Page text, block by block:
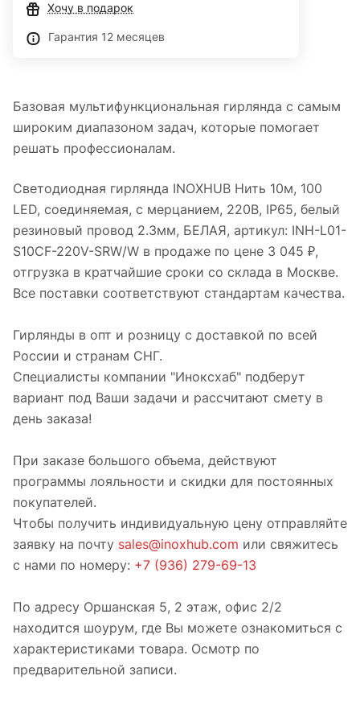
Хочу в подарок
Гарантия 12 месяцев
Базовая мультифункциональная гирлянда с самым
широким диапазоном задач, которые помогает
решать профессионалам.
Светодиодная гирлянда INOXHUB Нить 10м, 100
LED, соединяемая, с мерцанием, 220В, IP65, белый
резиновый провод 2.3мм, БЕЛАЯ, артикул: INH-L01-
S10CF-220V-SRW/W в продаже по цене 3 045 ₽,
отгрузка в кратчайшие сроки со склада в Москве.
Все поставки соответствуют стандартам качества.
Гирлянды в опт и розницу с доставкой по всей
России и странам СНГ.
Специалисты компании "Иноксхаб" подберут
вариант под Ваши задачи и рассчитают смету в
день заказа!
При заказе большого объема, действуют
программы лояльности и скидки для постоянных
покупателей.
Чтобы получить индивидуальную цену отправляйте
заявку на почту sales@inoxhub.com или свяжитесь
с нами по номеру: +7 (936) 279-69-13
По адресу Оршанская 5, 2 этаж, офис 2/2
находится шоурум, где Вы можете ознакомиться с
характеристиками товара. Осмотр по
предварительной записи.